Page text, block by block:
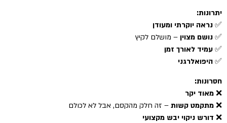
יתרונות:
✅ נראה יוקרתי ומעודן
✅ נושם מצוין – מושלם לקיץ
✅ עמיד לאורך זמן
✅ היפואלרגני
חסרונות:
❌ מאוד יקר
❌ מתקמט קשות – זה חלק מהקסם, אבל לא לכולם
❌ דורש ניקוי יבש מקצועי